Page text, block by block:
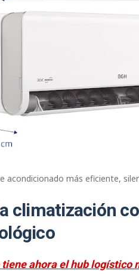
acondicionado más eficiente,
climatización
ahora el hub